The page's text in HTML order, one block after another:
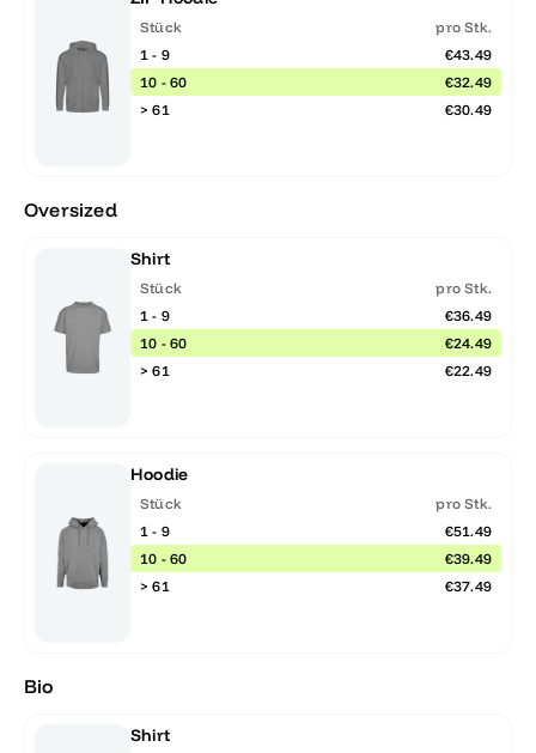
Stück
pro Stk.
1 - 9
€43.49
10 - 60
€32.49
> 61
€30.49
Oversized
Shirt
Stück
pro Stk.
1 - 9
€36.49
10 - 60
€24.49
> 61
€22.49
Hoodie
Stück
pro Stk.
1 - 9
€51.49
10 - 60
€39.49
> 61
€37.49
Bio
Shirt